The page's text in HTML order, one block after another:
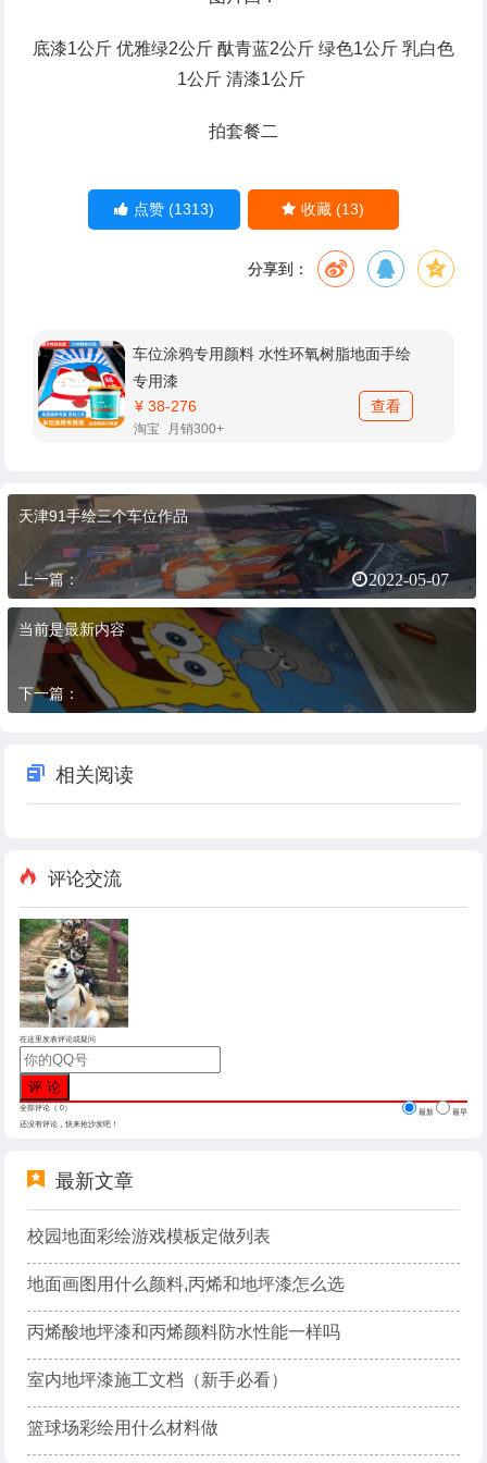
底漆1公斤 优雅绿2公斤 酞青蓝2公斤 绿色1公斤 乳白色
1公斤 清漆1公斤
拍套餐二
点赞(1313) 收藏 (13)
分享到：
车位涂鸦专用颜料 水性环氧树脂地面手绘
专用漆
¥ 38-276
淘宝 月销300+
查看
天津91手绘三个车位作品
上一篇： 2022-05-07
当前是最新内容
下一篇：
相关阅读
评论交流
在这里发表评论或疑问
全部评论（ 0） 最新
最早
还没有评论，快来抢沙发吧！
最新文章
校园地面彩绘游戏模板定做列表
地面画图用什么颜料,丙烯和地坪漆怎么选
丙烯酸地坪漆和丙烯颜料防水性能一样吗
室内地坪漆施工文档（新手必看）
篮球场彩绘用什么材料做